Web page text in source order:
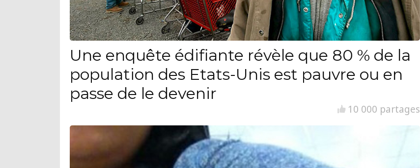
Une enquête édifiante révèle que 80 % de la
population des Etats-Unis est pauvre ou en
passe de le devenir
10 000 partages